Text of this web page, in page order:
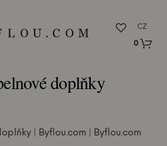
CZ
0
doplňky